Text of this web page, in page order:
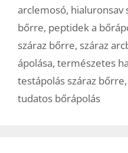
arclemosó, hialuronsav
bőrre, peptidek a
száraz bőrre, száraz
ápolása, természetes
testápolás száraz bőrre,
tudatos bőrápolás